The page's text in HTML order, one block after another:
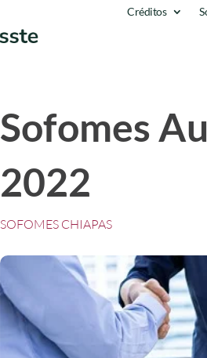
Créditos
Sofomes
2022
SOFOMES CHIAPAS